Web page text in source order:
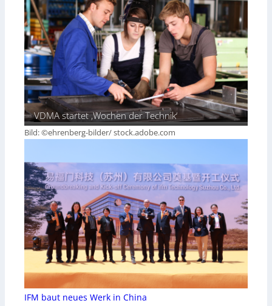
VDMA startet ‚Wochen der Technik‘
Bild: ©ehrenberg-bilder/ stock.adobe.com
IFM baut neues Werk in China